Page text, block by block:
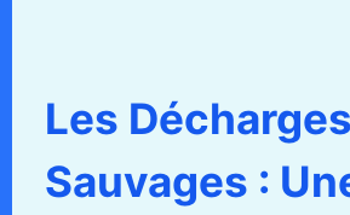
Les Décharges
Sauvages :